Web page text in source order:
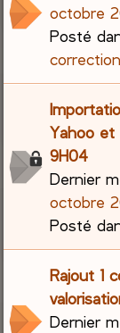
octobre
Posté
Yahoo et
9H04
Dernier
octobre
Posté
Rajout 1
Dernier